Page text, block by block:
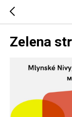
Zelena